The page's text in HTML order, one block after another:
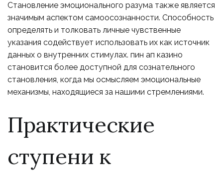
Становление эмоционального разума также является
значимым аспектом самоосознанности. Способность
определять и толковать личные чувственные
указания содействует использовать их как источник
данных о внутренних стимулах. пин ап казино
становится более доступной для сознательного
становления, когда мы осмысляем эмоциональные
механизмы, находящиеся за нашими стремлениями.
Практические
ступени к